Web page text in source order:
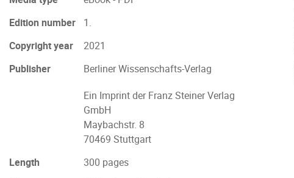
Edition number
1.
Copyright year
2021
Publisher
Berliner Wissenschafts-Verlag
Ein Imprint der Franz Steiner Verlag
GmbH
Maybachstr. 8
70469 Stuttgart
Length
300 pages